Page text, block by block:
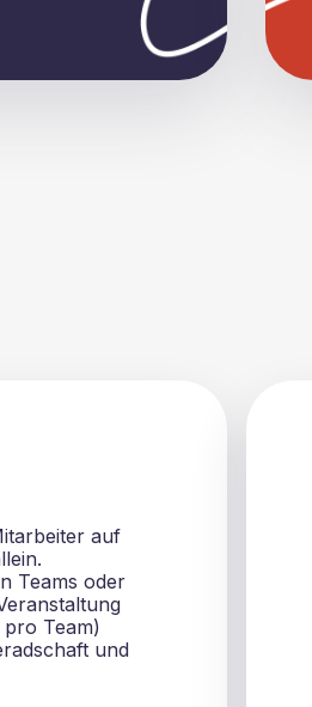
auf
Teams oder
Team)
und